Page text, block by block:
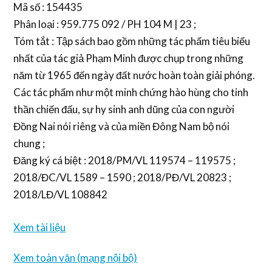
Mã số : 154435
Phân loại : 959.775 092 / PH 104 M | 23 ;
Tóm tắt : Tập sách bao gồm những tác phẩm tiêu biểu
nhất của tác giả Phạm Minh được chụp trong những
năm từ 1965 đến ngày đất nước hoàn toàn giải phóng.
Các tác phẩm như một minh chứng hào hùng cho tinh
thần chiến đấu, sự hy sinh anh dũng của con người
Đồng Nai nói riêng và của miền Đông Nam bộ nói
chung ;
Đăng ký cá biệt : 2018/PM/VL 119574 – 119575 ;
2018/ĐC/VL 1589 – 1590 ; 2018/PĐ/VL 20823 ;
2018/LĐ/VL 108842
Xem tài liệu
Xem toàn văn (mạng nội bộ)